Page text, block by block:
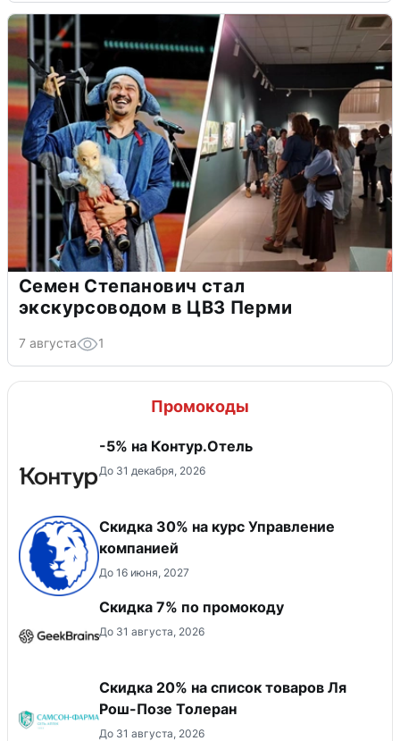
Семен Степанович стал
экскурсоводом в ЦВЗ Перми
7 августа 1
Промокоды
-5% на Контур.Отель
До 31 декабря, 2026
Скидка 30% на курс Управление
компанией
До 16 июня, 2027
Скидка 7% по промокоду
До 31 августа, 2026
Скидка 20% на список товаров Ля
Рош-Позе Толеран
До 31 августа, 2026